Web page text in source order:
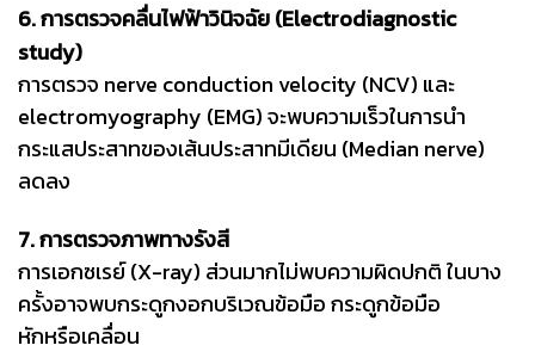
6. การตรวจคลื่นไฟฟ้าวินิจฉัย (Electrodiagnostic
study)
การตรวจ nerve conduction velocity (NCV) และ
electromyography (EMG) จะพบความเร็วในการนำ
กระแสประสาทของเส้นประสาทมีเดียน (Median nerve)
ลดลง
7. การตรวจภาพทางรังสี
การเอกซเรย์ (X-ray) ส่วนมากไม่พบความผิดปกติ ในบาง
ครั้งอาจพบกระดูกงอกบริเวณข้อมือ กระดูกข้อมือ
หักหรือเคลื่อน